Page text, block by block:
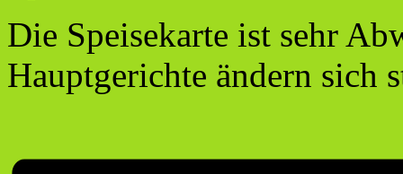
Die Speisekarte ist sehr
Hauptgerichte ändern sich